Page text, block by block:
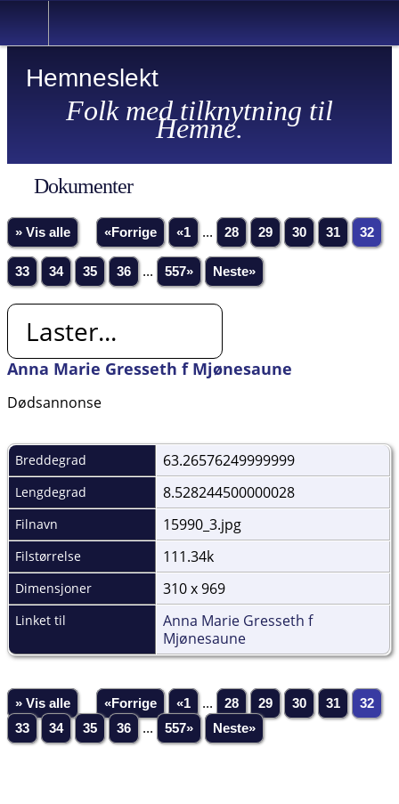
Hemneslekt
Folk med tilknytning til
Hemne.
Dokumenter
» Vis alle «Forrige «1 ... 28 29 30 31 32
33 34 35 36 ... 557» Neste»
Laster...
Anna Marie Gresseth f Mjønesaune
Dødsannonse
Breddegrad 63.26576249999999
Lengdegrad 8.528244500000028
Filnavn 15990_3.jpg
Filstørrelse 111.34k
Dimensjoner 310 x 969
Linket til
Anna Marie Gresseth f
Mjønesaune
» Vis alle «Forrige «1 ... 28 29 30 31
32
33
34 35 36 ... 557» Neste»